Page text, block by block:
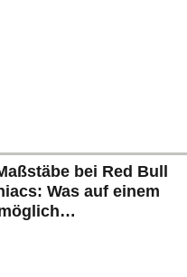
bei Red Bull
Was auf einem